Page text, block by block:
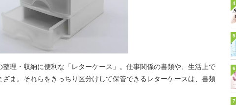
理・収納に便利な「レターケース」。仕事関係の書類や、生活上で
ま。それらをきっちり区分けして保管できるレターケースは、書類
4
5
6
7